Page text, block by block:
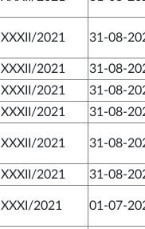
XXXII/2021 31-08-
XXXII/2021 31-08-
XXXII/2021
31-08-
XXXII/2021
31-08-
XXXII/2021 31-08-
XXXII/2021 31-08-
XXXI/2021 01-07-